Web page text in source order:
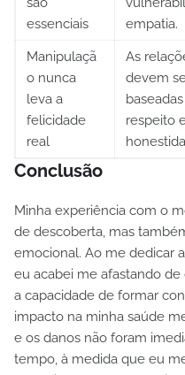
essenciais
empatia.
Manipulaçã
o nunca
leva a
felicidade
real
As
devem
respeito
Conclusão
Minha experiência com o
de descoberta, mas
emocional. Ao me dedicar
eu acabei me afastando
a capacidade de formar
impacto na minha saúde
e os danos não foram
tempo, à medida que eu